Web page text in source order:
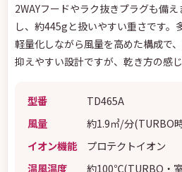
2WAYフードやラク抜きプラグも備
し、約445gと扱いやすい重さです。
軽量化しながら風量を高めた構成で
抑えやすい設計ですが、乾き方の感
型番
TD465A
風量
約1.9㎥/分(TURBO
イオン機能
プロテクトイオン
温風温度
約100℃(TURBO・